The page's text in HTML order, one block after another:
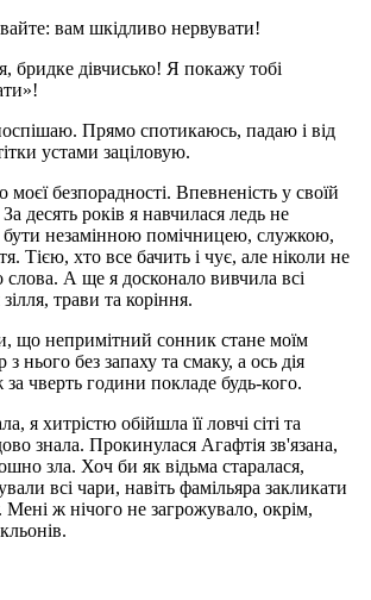
вам шкідливо нервувати!
бридке дівчисько! Я покажу тобі
Прямо спотикаюсь, падаю і від
устами заціловую.
безпорадності. Впевненість у своїй
За десять років я навчилася ледь не
бути незамінною помічницею, служкою,
Тією, хто все бачить і чує, але ніколи не
слова. А ще я досконало вивчила всі
трави та коріння.
що непримітний сонник стане моїм
з нього без запаху та смаку, а ось дія
чверть години покладе будь-кого.
я хитрістю обійшла її ловчі сіті та
знала. Прокинулася Агафтія зв'язана,
зла. Хоч би як відьма старалася,
всі чари, навіть фамільяра закликати
Мені ж нічого не загрожувало, окрім,